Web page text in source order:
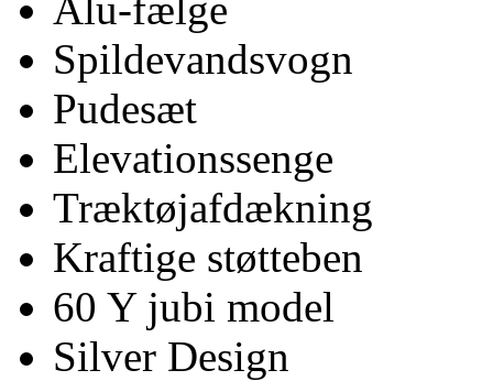
Spildevandsvogn
Pudesæt
Elevationssenge
Træktøjafdækning
Kraftige støtteben
60 Y jubi model
Silver Design